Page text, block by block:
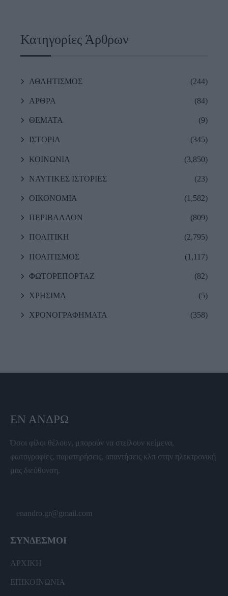
Κατηγορίες Άρθρων
ΑΘΛΗΤΙΣΜΟΣ (244)
ΑΡΘΡΑ (84)
ΘΕΜΑΤΑ (9)
ΙΣΤΟΡΙΑ (345)
ΚΟΙΝΩΝΙΑ (3,850)
ΝΑΥΤΙΚΕΣ ΙΣΤΟΡΙΕΣ (23)
ΟΙΚΟΝΟΜΙΑ (1,582)
ΠΕΡΙΒΑΛΛΟΝ (809)
ΠΟΛΙΤΙΚΗ (2,795)
ΠΟΛΙΤΙΣΜΟΣ (1,117)
ΦΩΤΟΡΕΠΟΡΤΑΖ (82)
ΧΡΗΣΙΜΑ (5)
ΧΡΟΝΟΓΡΑΦΗΜΑΤΑ (358)
ΕΝ ΆΝΔΡΩ
Όσοι φίλοι θέλουν, μπορούν να στείλουν κείμενα,
φωτογραφίες, παρατηρήσεις, απαντήσεις κλπ στην ηλεκτρονική
μας διεύθυνση.
enandro.gr@gmail.com
ΣΥΝΔΕΣΜΟΙ
ΑΡΧΙΚΗ
ΕΠΙΚΟΙΝΩΝΙΑ